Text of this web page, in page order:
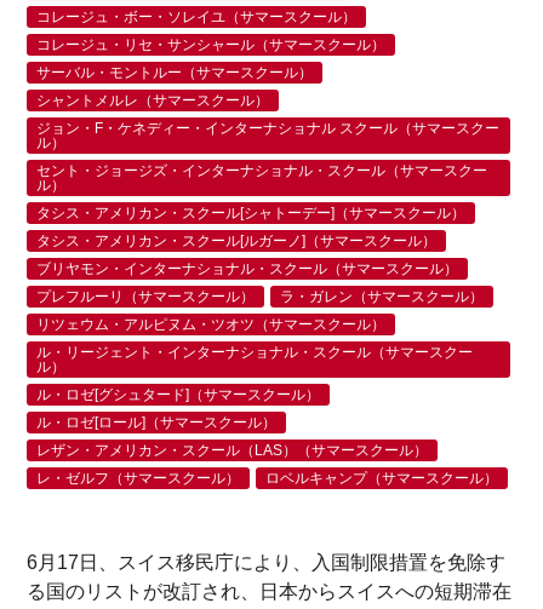
コレージュ・ボー・ソレイユ（サマースクール）
コレージュ・リセ・サンシャール（サマースクール）
サーバル・モントルー（サマースクール）
シャントメルレ（サマースクール）
ジョン・F・ケネディー・インターナショナル スクール（サマースクー
ル）
セント・ジョージズ・インターナショナル・スクール（サマースクー
ル）
タシス・アメリカン・スクール[シャトーデー]（サマースクール）
タシス・アメリカン・スクール[ルガーノ]（サマースクール）
ブリヤモン・インターナショナル・スクール（サマースクール）
プレフルーリ（サマースクール）
ラ・ガレン（サマースクール）
リツェウム・アルピヌム・ツオツ（サマースクール）
ル・リージェント・インターナショナル・スクール（サマースクー
ル）
ル・ロゼ[グシュタード]（サマースクール）
ル・ロゼ[ロール]（サマースクール）
レザン・アメリカン・スクール（LAS）（サマースクール）
レ・ゼルフ（サマースクール）
ロベルキャンプ（サマースクール）
6月17日、スイス移民庁により、入国制限措置を免除す
る国のリストが改訂され、日本からスイスへの短期滞在